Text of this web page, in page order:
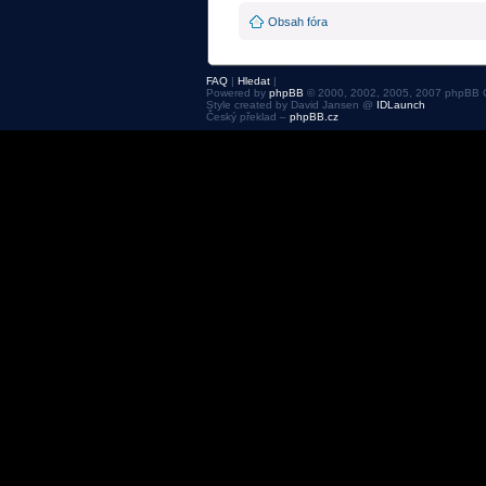
Obsah fóra
FAQ | Hledat |
Powered by phpBB © 2000, 2002, 2005, 2007 phpBB
Style created by David Jansen @ IDLaunch
Český překlad – phpBB.cz